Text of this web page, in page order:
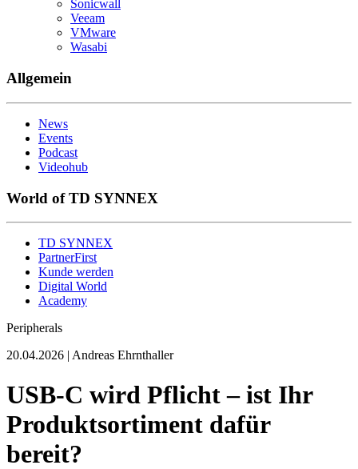
Sonicwall
Veeam
VMware
Wasabi
Allgemein
News
Events
Podcast
Videohub
World of TD SYNNEX
TD SYNNEX
PartnerFirst
Kunde werden
Digital World
Academy
Peripherals
20.04.2026 | Andreas Ehrnthaller
USB‑C wird Pflicht – ist Ihr
Produktsortiment dafür
bereit?